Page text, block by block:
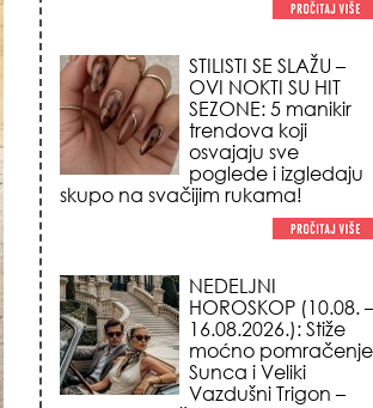
HOROSKOP (10.08. –
16.08.2026.): Stiže
moćno pomračenje
Sunca i Veliki
Vazdušni Trigon –
evo kome se život menja iz korena!
FENOMEN POČINJE
7. AVGUSTA: Veliki
Vazdušni Trigon
otvara kapiju sreće i
menja sudbinu za 3
znaka!